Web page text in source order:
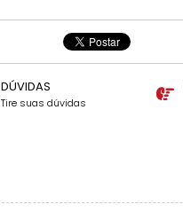
DÚVIDAS
Tire suas dúvidas